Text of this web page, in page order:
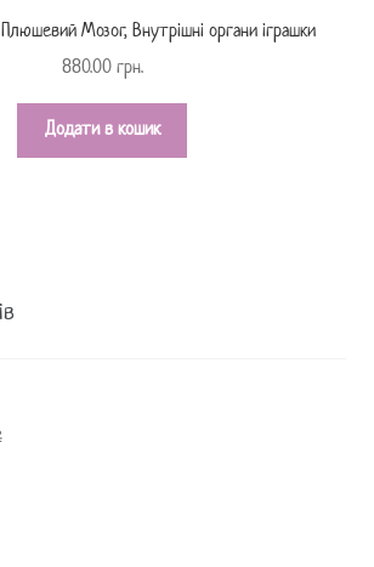
Мозог, Внутрішні органи іграшки
880.00 грн.
Додати в кошик